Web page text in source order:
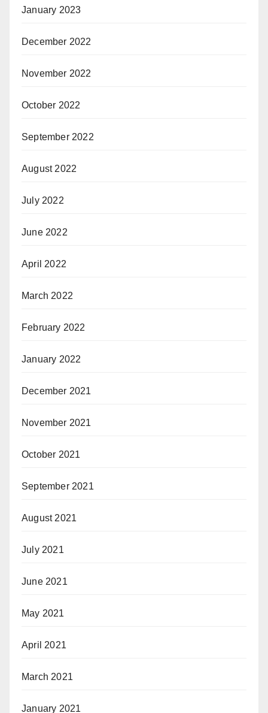
January 2023
December 2022
November 2022
October 2022
September 2022
August 2022
July 2022
June 2022
April 2022
March 2022
February 2022
January 2022
December 2021
November 2021
October 2021
September 2021
August 2021
July 2021
June 2021
May 2021
April 2021
March 2021
January 2021